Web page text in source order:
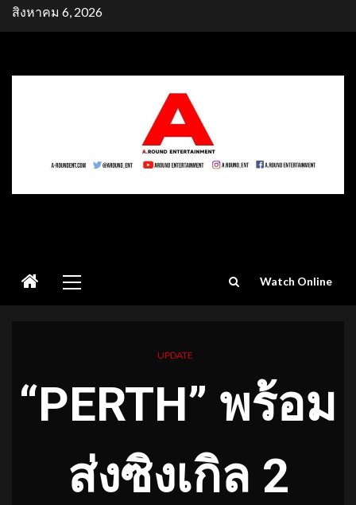
Skipสิงหาคม 6, 2026
Menu
Watch Online
UPDATE
“PERTH” พร้อม
ส่งซิงเกิล 2